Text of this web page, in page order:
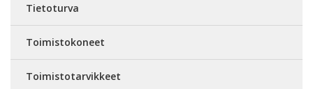
Tietoturva
Toimistokoneet
Toimistotarvikkeet